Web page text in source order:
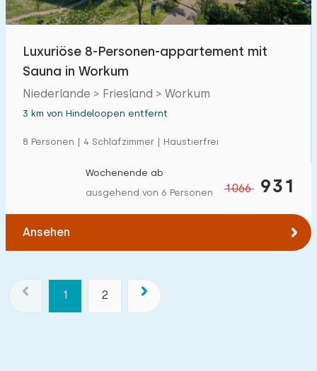
Luxuriöse 8-Personen-appartement mit
Sauna in Workum
Niederlande > Friesland > Workum
3 km von Hindeloopen entfernt
8 Personen | 4 Schlafzimmer | Haustierfrei
1066 931
Wochenende ab
ausgehend von 6 Personen
Ansehen
1 2